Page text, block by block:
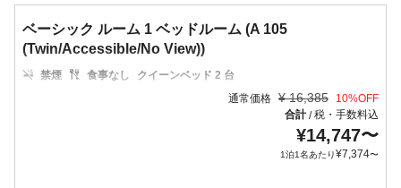
ベーシック ルーム 1 ベッドルーム (A 105
(Twin/Accessible/No View))
禁煙 食事なし
クイーンベッド 2 台
通常価格 ¥ 16,385 10%OFF
合計/税・手数料込
¥14,747〜
1泊1名あたり¥7,374〜